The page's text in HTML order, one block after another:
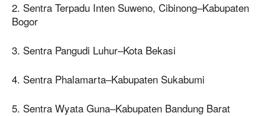
2. Sentra Terpadu Inten Suweno, Cibinong–Kabupaten
Bogor
3. Sentra Pangudi Luhur–Kota Bekasi
4. Sentra Phalamarta–Kabupaten Sukabumi
5. Sentra Wyata Guna–Kabupaten Bandung Barat